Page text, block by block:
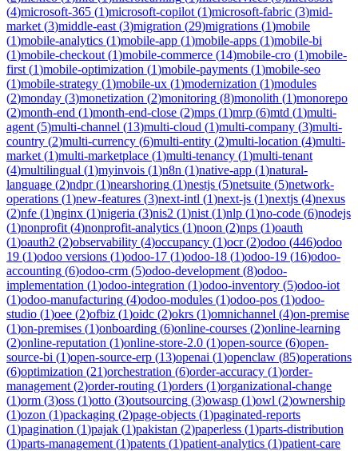
(4)microsoft-365 (1)microsoft-copilot (1)microsoft-fabric (3)mid-
market (3)middle-east (3)migration (29)migrations (1)mobile
(1)mobile-analytics (1)mobile-app (1)mobile-apps (1)mobile-bi
(1)mobile-checkout (1)mobile-commerce (14)mobile-cro (1)mobile-
first (1)mobile-optimization (1)mobile-payments (1)mobile-seo
(1)mobile-strategy (1)mobile-ux (1)modernization (1)modules
(2)monday (3)monetization (2)monitoring (8)monolith (1)monorepo
(2)month-end (1)month-end-close (2)mps (1)mrp (6)mtd (1)multi-
agent (5)multi-channel (13)multi-cloud (1)multi-company (3)multi-
country (2)multi-currency (6)multi-entity (2)multi-location (4)multi-
market (1)multi-marketplace (1)multi-tenancy (1)multi-tenant
(4)multilingual (1)myinvois (1)n8n (1)native-app (1)natural-
language (2)ndpr(1)nearshoring (1)nestjs (5)netsuite (5)network-
operations (1)new-features (3)next-intl (1)next-js (1)nextjs (4)nexus
(2)nfe (1)nginx (1)nigeria (3)nis2 (1)nist (1)nlp (1)no-code (6)nodejs
(1)nonprofit (4)nonprofit-analytics (1)noon (2)nps (1)oauth
(1)oauth2 (2)observability (4)occupancy (1)ocr(2)odoo (446)odoo
19 (1)odoo versions (1)odoo-17 (1)odoo-18 (1)odoo-19 (16)odoo-
accounting (6)odoo-crm (5)odoo-development (8)odoo-
implementation (1)odoo-integration (1)odoo-inventory (5)odoo-iot
(1)odoo-manufacturing (4)odoo-modules (1)odoo-pos (1)odoo-
studio (1)oee (2)ofbiz (1)oidc (2)okrs (1)omnichannel (4)on-premise
(1)on-premises (1)onboarding (6)online-courses (2)online-learning
(2)online-reputation (1)online-store-2.0 (1)open-source (6)open-
source-bi (1)open-source-erp (13)openai (1)openclaw (85)operations
(6)optimization (21)orchestration (6)order-accuracy (1)order-
management (2)order-routing (1)orders (1)organizational-change
(1)orm (3)oss (1)otto (3)outsourcing (3)owasp (1)owl (2)ownership
(1)ozon (1)packaging (2)page-objects (1)paginated-reports
(1)pagination (1)pajak (1)pakistan (2)paperless (1)parts-distribution
(1)parts-management (1)patents (1)patient-analytics (1)patient-care